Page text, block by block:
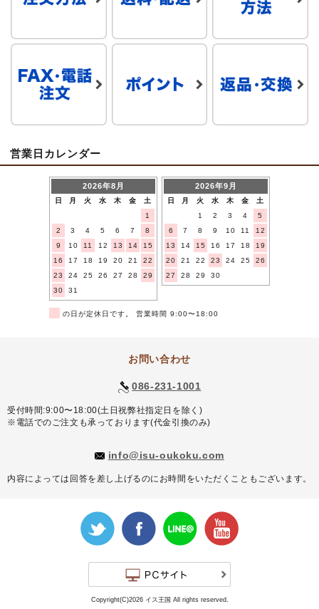
営業日カレンダー
2026年8月
日 月 火 水 木 金
土
1
2
3 4 5 6 7
8
9
10 11 12 13 14
15
16
17 18 19 20 21
22
23
24 25 26 27 28
29
30
31
2026年9月
日 月 火 水 木 金
土
1
2 3 4
5
6
7 8 9 10 11
12
13
14 15 16 17 18
19
20
21 22 23 24 25
26
27
28 29 30
の日が定休日です。 営業時間 9:00〜18:00
お問い合わせ
086-231-1001
受付時間:9:00〜18:00(土日祝弊社指定日を除く)
※電話でのご注文も承っております(代金引換のみ)
info@isu-oukoku.com
内容によっては回答を差し上げるのにお時間をいただくこともございます。
Copyright(C)2026 イス王国 All rights reserved.